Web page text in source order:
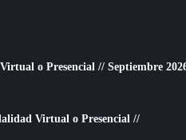
o Presencial // Septiembre
Virtual o Presencial //